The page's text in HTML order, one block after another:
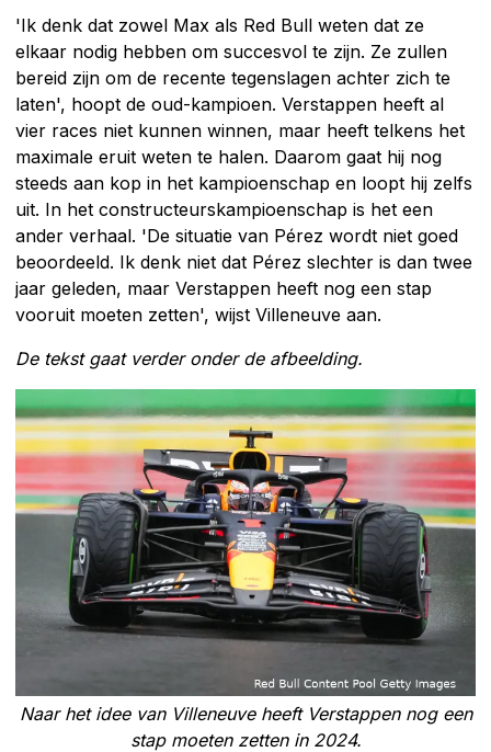
'Ik denk dat zowel Max als Red Bull weten dat ze
elkaar nodig hebben om succesvol te zijn. Ze zullen
bereid zijn om de recente tegenslagen achter zich te
laten', hoopt de oud-kampioen. Verstappen heeft al
vier races niet kunnen winnen, maar heeft telkens het
maximale eruit weten te halen. Daarom gaat hij nog
steeds aan kop in het kampioenschap en loopt hij zelfs
uit. In het constructeurskampioenschap is het een
ander verhaal. 'De situatie van Pérez wordt niet goed
beoordeeld. Ik denk niet dat Pérez slechter is dan twee
jaar geleden, maar Verstappen heeft nog een stap
vooruit moeten zetten', wijst Villeneuve aan.
De tekst gaat verder onder de afbeelding.
Naar het idee van Villeneuve heeft Verstappen nog een
stap moeten zetten in 2024.